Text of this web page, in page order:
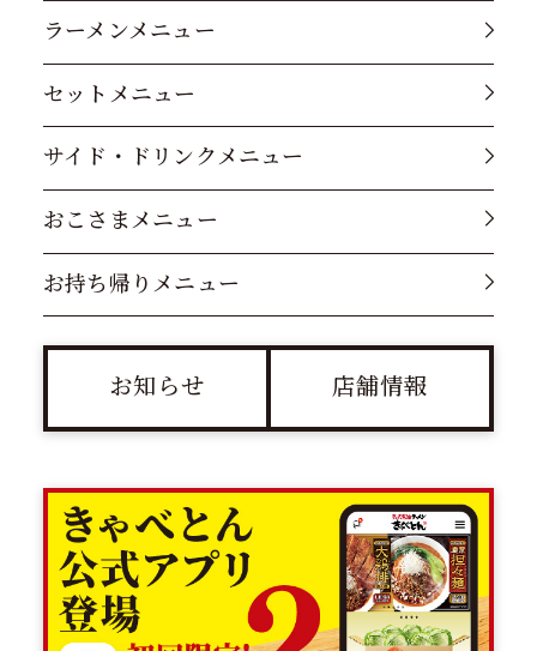
ラーメンメニュー
セットメニュー
サイド・ドリンクメニュー
おこさまメニュー
お持ち帰りメニュー
お知らせ 店舗情報